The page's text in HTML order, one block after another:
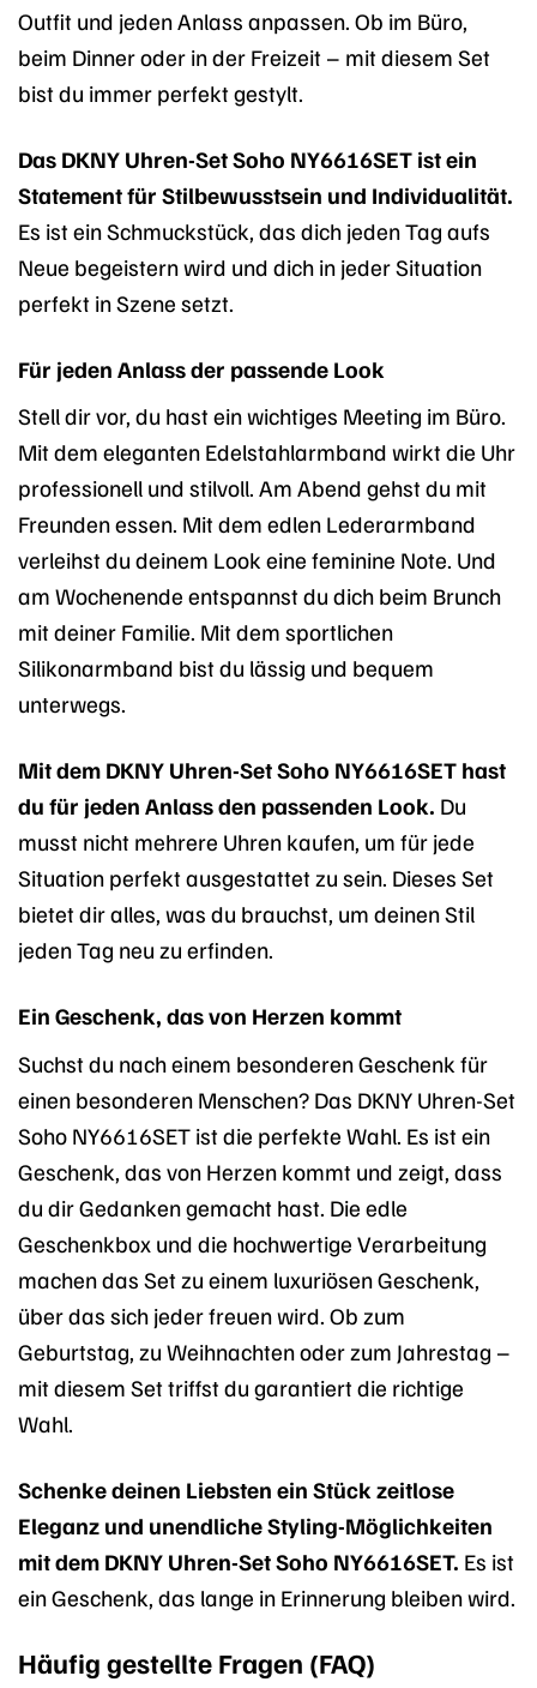
Outfit und jeden Anlass anpassen. Ob im Büro,
beim Dinner oder in der Freizeit – mit diesem Set
bist du immer perfekt gestylt.
Das DKNY Uhren-Set Soho NY6616SET ist ein
Statement für Stilbewusstsein und Individualität.
Es ist ein Schmuckstück, das dich jeden Tag aufs
Neue begeistern wird und dich in jeder Situation
perfekt in Szene setzt.
Für jeden Anlass der passende Look
Stell dir vor, du hast ein wichtiges Meeting im Büro.
Mit dem eleganten Edelstahlarmband wirkt die Uhr
professionell und stilvoll. Am Abend gehst du mit
Freunden essen. Mit dem edlen Lederarmband
verleihst du deinem Look eine feminine Note. Und
am Wochenende entspannst du dich beim Brunch
mit deiner Familie. Mit dem sportlichen
Silikonarmband bist du lässig und bequem
unterwegs.
Mit dem DKNY Uhren-Set Soho NY6616SET hast
du für jeden Anlass den passenden Look. Du
musst nicht mehrere Uhren kaufen, um für jede
Situation perfekt ausgestattet zu sein. Dieses Set
bietet dir alles, was du brauchst, um deinen Stil
jeden Tag neu zu erfinden.
Ein Geschenk, das von Herzen kommt
Suchst du nach einem besonderen Geschenk für
einen besonderen Menschen? Das DKNY Uhren-Set
Soho NY6616SET ist die perfekte Wahl. Es ist ein
Geschenk, das von Herzen kommt und zeigt, dass
du dir Gedanken gemacht hast. Die edle
Geschenkbox und die hochwertige Verarbeitung
machen das Set zu einem luxuriösen Geschenk,
über das sich jeder freuen wird. Ob zum
Geburtstag, zu Weihnachten oder zum Jahrestag –
mit diesem Set triffst du garantiert die richtige
Wahl.
Schenke deinen Liebsten ein Stück zeitlose
Eleganz und unendliche Styling-Möglichkeiten
mit dem DKNY Uhren-Set Soho NY6616SET. Es ist
ein Geschenk, das lange in Erinnerung bleiben wird.
Häufig gestellte Fragen (FAQ)